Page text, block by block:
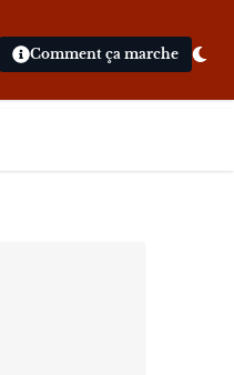
Comment ça marche